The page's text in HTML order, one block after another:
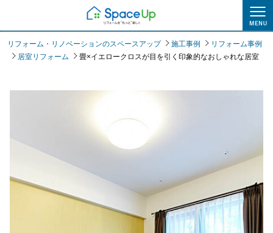
施工事例
リフォーム・リノベーションのスペースアップ 施工事例
リフォーム事例
居室リフォーム
畳×イエロークロスが目を引く印象的なおしゃれな居室